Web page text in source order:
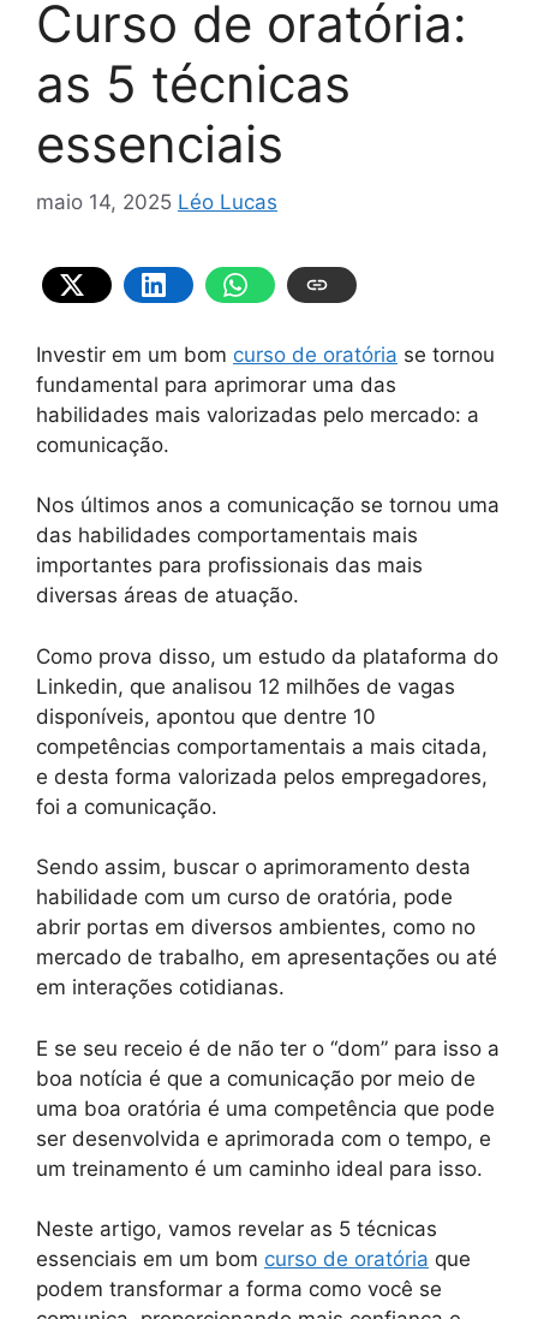
Curso de oratória:
as 5 técnicas
essenciais
maio 14, 2025 Léo Lucas
Investir em um bom curso de oratória se tornou
fundamental para aprimorar uma das
habilidades mais valorizadas pelo mercado: a
comunicação.
Nos últimos anos a comunicação se tornou uma
das habilidades comportamentais mais
importantes para profissionais das mais
diversas áreas de atuação.
Como prova disso, um estudo da plataforma do
Linkedin, que analisou 12 milhões de vagas
disponíveis, apontou que dentre 10
competências comportamentais a mais citada,
e desta forma valorizada pelos empregadores,
foi a comunicação.
Sendo assim, buscar o aprimoramento desta
habilidade com um curso de oratória, pode
abrir portas em diversos ambientes, como no
mercado de trabalho, em apresentações ou até
em interações cotidianas.
E se seu receio é de não ter o “dom” para isso a
boa notícia é que a comunicação por meio de
uma boa oratória é uma competência que pode
ser desenvolvida e aprimorada com o tempo, e
um treinamento é um caminho ideal para isso.
Neste artigo, vamos revelar as 5 técnicas
essenciais em um bom curso de oratória que
podem transformar a forma como você se